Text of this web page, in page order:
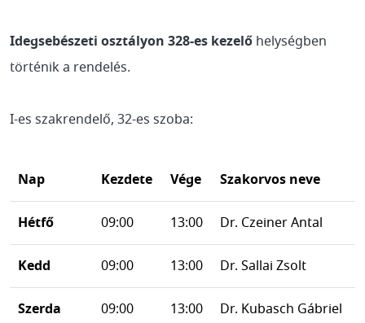
Idegsebészeti osztályon 328-es kezelő helységben
történik a rendelés.
I-es szakrendelő, 32-es szoba:
Nap Kezdete Vége Szakorvos neve
Hétfő 09:00 13:00 Dr. Czeiner Antal
Kedd 09:00 13:00 Dr. Sallai Zsolt
Szerda 09:00 13:00 Dr. Kubasch Gábriel